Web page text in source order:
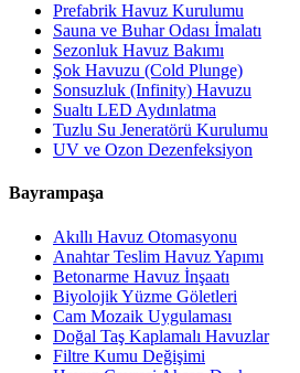
Prefabrik Havuz Kurulumu
Sauna ve Buhar Odası İmalatı
Sezonluk Havuz Bakımı
Şok Havuzu (Cold Plunge)
Sonsuzluk (Infinity) Havuzu
Sualtı LED Aydınlatma
Tuzlu Su Jeneratörü Kurulumu
UV ve Ozon Dezenfeksiyon
Bayrampaşa
Akıllı Havuz Otomasyonu
Anahtar Teslim Havuz Yapımı
Betonarme Havuz İnşaatı
Biyolojik Yüzme Göletleri
Cam Mozaik Uygulaması
Doğal Taş Kaplamalı Havuzlar
Filtre Kumu Değişimi